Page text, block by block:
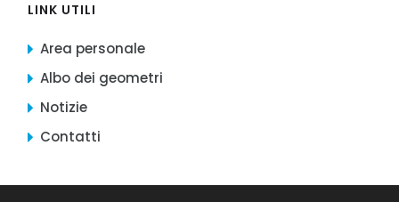
LINK UTILI
Area personale
Albo dei geometri
Notizie
Contatti